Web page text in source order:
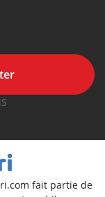
fait partie de